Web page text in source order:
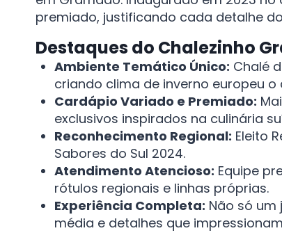
premiado, justificando cada detalhe
Destaques do Chalezinho
Ambiente Temático Único: Chalé
criando clima de inverno europeu o
Cardápio Variado e Premiado:
exclusivos inspirados na culinária
Reconhecimento Regional: Eleito
Sabores do Sul 2024.
Atendimento Atencioso: Equipe
rótulos regionais e linhas próprias.
Experiência Completa: Não só
média e detalhes que